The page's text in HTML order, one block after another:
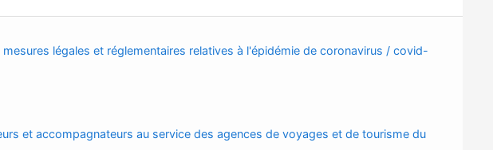
légales et réglementaires relatives à l'épidémie de coronavirus / covid-
et accompagnateurs au service des agences de voyages et de tourisme du